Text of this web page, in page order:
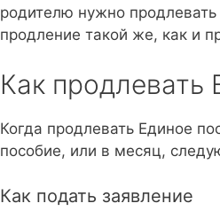
родителю нужно
продление такой же, как и
Как продлевать
Когда продлевать Единое
пособие, или в месяц,
Как подать заявление